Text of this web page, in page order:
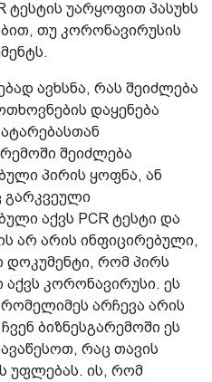
ტესტის უარყოფით პასუხს
თუ კორონავირუსის
ავხსნა, რას შეიძლება
დაყენება
შეიძლება
პირის ყოფნა, ან
გარკვეული
აქვს PCR ტესტი და
არ არის ინფიცირებული,
დოკუმენტი, რომ პირს
კორონავირუსი. ეს
არჩევა არის
ბიზნესგარემოში ეს
რაც თავის
უფლებას. ის, რომ